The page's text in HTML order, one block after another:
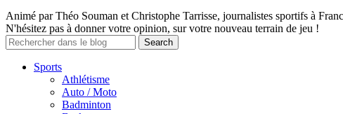
Animé par Théo Souman et Christophe Tarrisse, journalistes sportifs à
N'hésitez pas à donner votre opinion, sur votre nouveau terrain de jeu !
Sports
Athlétisme
Auto / Moto
Badminton